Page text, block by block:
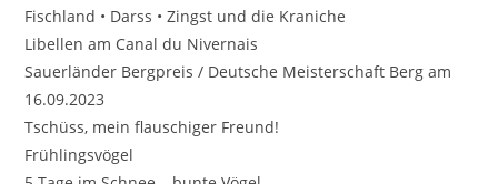
Fischland • Darss • Zingst und die Kraniche
Libellen am Canal du Nivernais
Sauerländer Bergpreis / Deutsche Meisterschaft Berg am
16.09.2023
Tschüss, mein flauschiger Freund!
Frühlingsvögel